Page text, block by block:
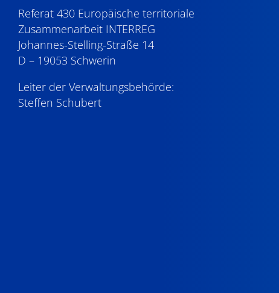
Referat 430 Europäische territoriale
Zusammenarbeit INTERREG
Johannes-Stelling-Straße 14
D – 19053 Schwerin
Leiter der Verwaltungsbehörde:
Steffen Schubert